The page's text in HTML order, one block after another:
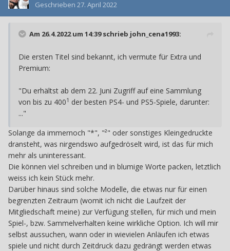
Geschrieben 27. April 2022
Am 26.4.2022 um 14:39 schrieb john_cena1993:
Die ersten Titel sind bekannt, ich vermute für Extra und
Premium:
"Du erhältst ab dem 22. Juni Zugriff auf eine Sammlung
von bis zu 4001 der besten PS4- und PS5-Spiele, darunter:
..."
Solange da immernoch "*", "²" oder sonstiges Kleingedruckte
dransteht, was nirgendswo aufgedröselt wird, ist das für mich
mehr als uninteressant.
Die können viel schreiben und in blumige Worte packen, letztlich
weiss ich kein Stück mehr.
Darüber hinaus sind solche Modelle, die etwas nur für einen
begrenzten Zeitraum (womit ich nicht die Laufzeit der
Mitgliedschaft meine) zur Verfügung stellen, für mich und mein
Spiel-, bzw. Sammelverhalten keine wirkliche Option. Ich will mir
selbst aussuchen, wann oder in wievielen Anläufen ich etwas
spiele und nicht durch Zeitdruck dazu gedrängt werden etwas